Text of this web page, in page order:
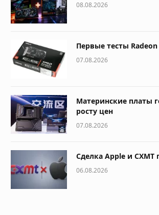
08.08.2026
Первые тесты Radeon
07.08.2026
Материнские платы
росту цен
07.08.2026
Сделка Apple и CXMT
06.08.2026